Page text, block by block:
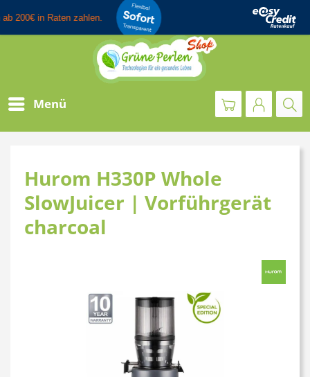
Menü
Hurom H330P Whole
SlowJuicer | Vorführgerät
charcoal